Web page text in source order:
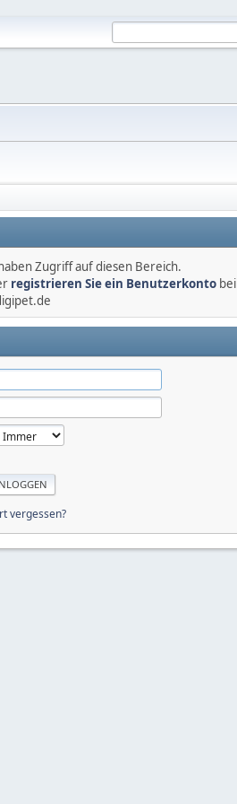
Zugriff auf diesen Bereich.
registrieren Sie ein Benutzerkontobei
vergessen?